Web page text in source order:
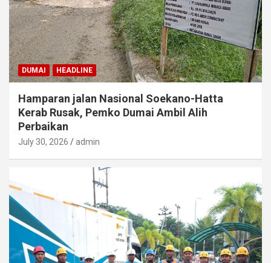
DUMAI HEADLINE
Hamparan jalan Nasional Soekano-Hatta
Kerab Rusak, Pemko Dumai Ambil Alih
Perbaikan
July 30, 2026 admin